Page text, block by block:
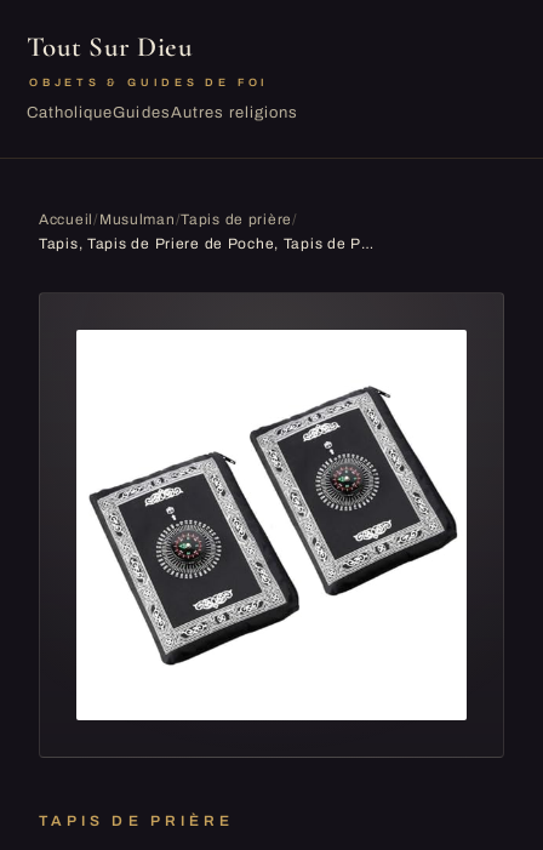
Tout Sur Dieu
OBJETS & GUIDES DE FOI
CatholiqueGuidesAutres religions
Accueil/ Musulman/Tapis de prière/
Tapis, Tapis de Priere de Poche, Tapis de Prière Pliable Portable Musulman avec Bboussole, Tapis d'extérieur Islamique Style Simple 2 Pièce pour Le...
TAPIS DE PRIÈRE